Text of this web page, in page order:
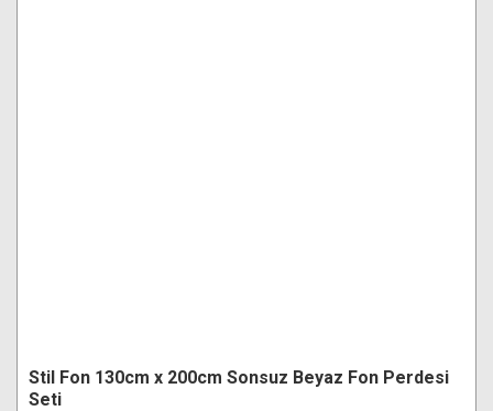
Stil Fon 130cm x 200cm Sonsuz Beyaz Fon Perdesi
Seti